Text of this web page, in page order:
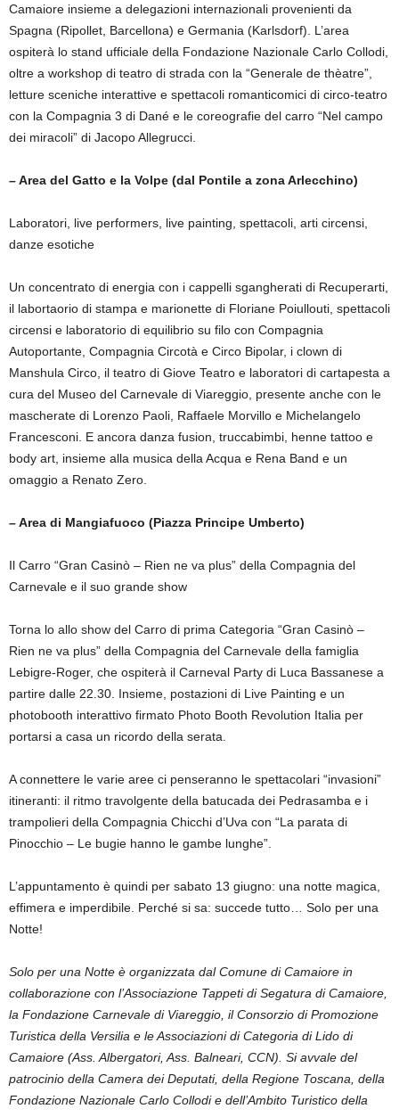
Camaiore insieme a delegazioni internazionali provenienti da
Spagna (Ripollet, Barcellona) e Germania (Karlsdorf). L’area
ospiterà lo stand ufficiale della Fondazione Nazionale Carlo Collodi,
oltre a workshop di teatro di strada con la “Generale de thèatre”,
letture sceniche interattive e spettacoli romanticomici di circo-teatro
con la Compagnia 3 di Dané e le coreografie del carro “Nel campo
dei miracoli” di Jacopo Allegrucci.
– Area del Gatto e la Volpe (dal Pontile a zona Arlecchino)
Laboratori, live performers, live painting, spettacoli, arti circensi,
danze esotiche
Un concentrato di energia con i cappelli sgangherati di Recuperarti,
il labortaorio di stampa e marionette di Floriane Poiullouti, spettacoli
circensi e laboratorio di equilibrio su filo con Compagnia
Autoportante, Compagnia Circotà e Circo Bipolar, i clown di
Manshula Circo, il teatro di Giove Teatro e laboratori di cartapesta a
cura del Museo del Carnevale di Viareggio, presente anche con le
mascherate di Lorenzo Paoli, Raffaele Morvillo e Michelangelo
Francesconi. E ancora danza fusion, truccabimbi, henne tattoo e
body art, insieme alla musica della Acqua e Rena Band e un
omaggio a Renato Zero.
– Area di Mangiafuoco (Piazza Principe Umberto)
Il Carro “Gran Casinò – Rien ne va plus” della Compagnia del
Carnevale e il suo grande show
Torna lo allo show del Carro di prima Categoria “Gran Casinò –
Rien ne va plus” della Compagnia del Carnevale della famiglia
Lebigre-Roger, che ospiterà il Carneval Party di Luca Bassanese a
partire dalle 22.30. Insieme, postazioni di Live Painting e un
photobooth interattivo firmato Photo Booth Revolution Italia per
portarsi a casa un ricordo della serata.
A connettere le varie aree ci penseranno le spettacolari “invasioni”
itineranti: il ritmo travolgente della batucada dei Pedrasamba e i
trampolieri della Compagnia Chicchi d’Uva con “La parata di
Pinocchio – Le bugie hanno le gambe lunghe”.
L’appuntamento è quindi per sabato 13 giugno: una notte magica,
effimera e imperdibile. Perché si sa: succede tutto… Solo per una
Notte!
Solo per una Notte è organizzata dal Comune di Camaiore in
collaborazione con l’Associazione Tappeti di Segatura di Camaiore,
la Fondazione Carnevale di Viareggio, il Consorzio di Promozione
Turistica della Versilia e le Associazioni di Categoria di Lido di
Camaiore (Ass. Albergatori, Ass. Balneari, CCN). Si avvale del
patrocinio della Camera dei Deputati, della Regione Toscana, della
Fondazione Nazionale Carlo Collodi e dell’Ambito Turistico della